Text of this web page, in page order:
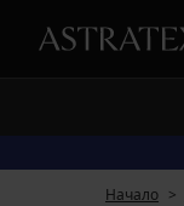
Начало